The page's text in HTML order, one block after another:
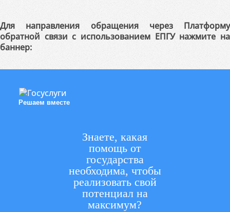
Для направления обращения через Платформу
обратной связи с использованием ЕПГУ нажмите на
баннер:
Решаем вместе
Знаете, какая
помощь от
государства
необходима, чтобы
реализовать свой
потенциал на
максимум?